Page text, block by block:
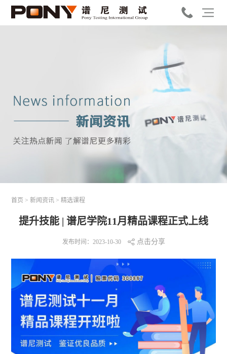
首页 >新闻资讯 >精选课程
提升技能 | 谱尼学院11月精品课程正式上线
发布时间：2023-10-30 点击分享